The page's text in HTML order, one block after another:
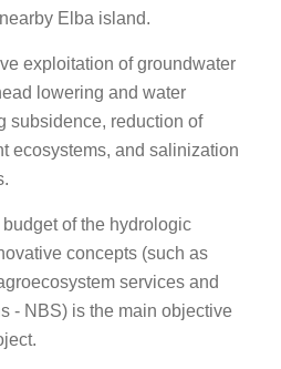
Elba island.
exploitation of groundwater
lowering and water
subsidence, reduction of
ecosystems, and salinization
of the hydrologic
concepts (such as
services and
- NBS) is the main objective